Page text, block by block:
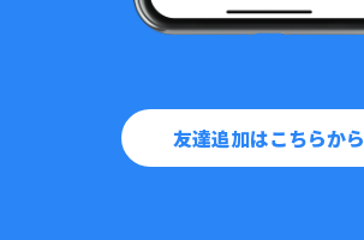
友達追加はこちらから